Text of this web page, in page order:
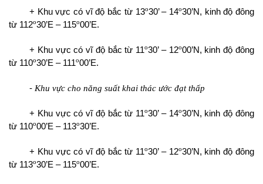
+ Khu vực có vĩ độ bắc từ 13o30’ – 14o30’N, kinh độ đông
từ 112o30’E – 115o00’E.
+ Khu vực có vĩ độ bắc từ 11o30’ – 12o00’N, kinh độ đông
từ 110o30’E – 111o00’E.
- Khu vực cho năng suất khai thác ước đạt thấp
+ Khu vực có vĩ độ bắc từ 11o30’ – 14o30’N, kinh độ đông
từ 110o00’E – 113o30’E.
+ Khu vực có vĩ độ bắc từ 11o30’ – 12o30’N, kinh độ đông
từ 113o30’E – 115o00’E.